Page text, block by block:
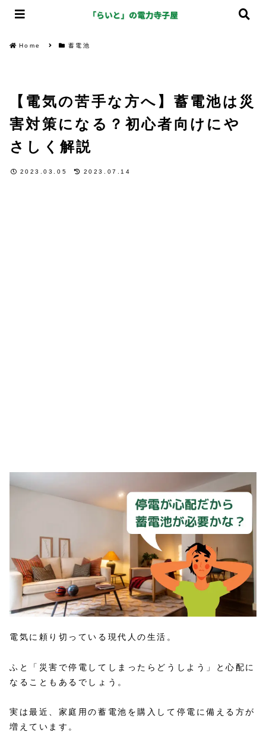
Home 蓄電池
【電気の苦手な方へ】蓄電池は災
害対策になる？初心者向けにや
さしく解説
2023.03.05 2023.07.14
電気に頼り切っている現代人の生活。
ふと「災害で停電してしまったらどうしよう」と心配に
なることもあるでしょう。
実は最近、家庭用の蓄電池を購入して停電に備える方が
増えています。